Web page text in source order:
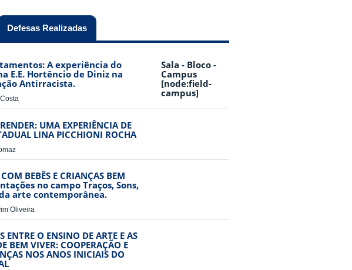
Defesas Realizadas
A experiência do
E.E. Hortêncio de Diniz na
Antirracista.
Sala - Bloco -
Campus
[node:field-
campus]
UMA EXPERIÊNCIA DE
LINA PICCHIONI ROCHA
BEBÊS E CRIANÇAS BEM
no campo Traços, Sons,
arte contemporânea.
Oliveira
ENTRE O ENSINO DE ARTE E AS
BEM VIVER: COOPERAÇÃO E
NOS ANOS INICIAIS DO